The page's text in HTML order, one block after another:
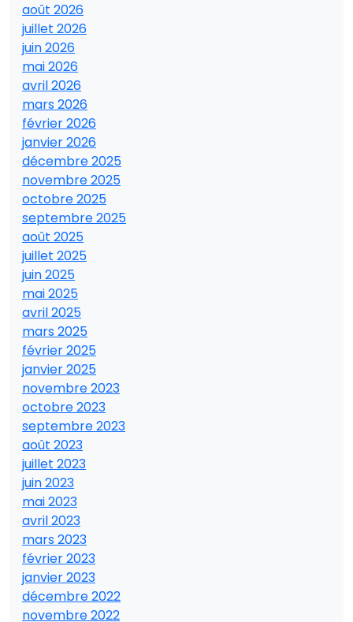
août 2026
juillet 2026
juin 2026
mai 2026
avril 2026
mars 2026
février 2026
janvier 2026
décembre 2025
novembre 2025
octobre 2025
septembre 2025
août 2025
juillet 2025
juin 2025
mai 2025
avril 2025
mars 2025
février 2025
janvier 2025
novembre 2023
octobre 2023
septembre 2023
août 2023
juillet 2023
juin 2023
mai 2023
avril 2023
mars 2023
février 2023
janvier 2023
décembre 2022
novembre 2022